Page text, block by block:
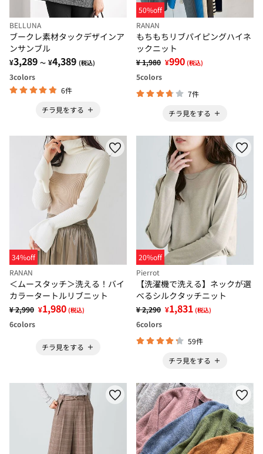
BELLUNA
ブークレ素材タックデザインア
ンサンブル
¥3,289 ～ ¥4,389 (税込)
3colors
6件
チラ見をする
50%off
RANAN
もちもちリブパイピングハイネ
ックニット
¥ 1,980 ¥990 (税込)
5colors
7件
チラ見をする
34%off
RANAN
＜ムースタッチ＞洗える！バイ
カラータートルリブニット
¥ 2,990 ¥1,980 (税込)
6colors
チラ見をする
20%off
Pierrot
【洗濯機で洗える】ネックが選
べるシルクタッチニット
¥ 2,290 ¥1,831 (税込)
6colors
59件
チラ見をする